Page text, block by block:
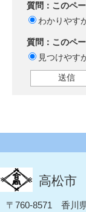
質問：このペ
わかりやす
質問：このペ
見つけやす
高松市
〒760-8571 香川